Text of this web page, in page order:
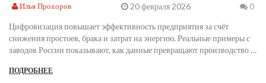
Илья Прохоров 20 февраля 2026 0
Цифровизация повышает эффективность предприятия за счёт
снижения простоев, брака и затрат на энергию. Реальные примеры с
заводов России показывают, как данные превращают производство в
ПОДРОБНЕЕ